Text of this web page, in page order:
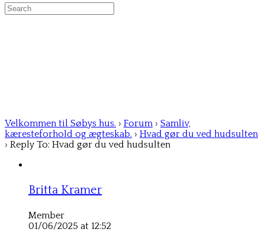
Search
for:
Velkommen til Søbys hus. › Forum › Samliv,
kæresteforhold og ægteskab. › Hvad gør du ved hudsulten
› Reply To: Hvad gør du ved hudsulten
Britta Kramer
Member
01/06/2025 at 12:52